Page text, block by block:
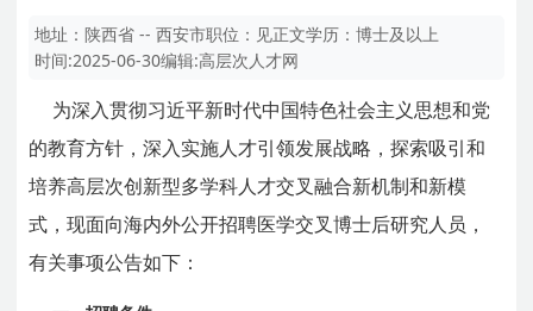
地址：陕西省 -- 西安市职位： 见正文学历：博士及以上
时间:2025-06-30编辑:高层次人才网
为深入贯彻习近平新时代中国特色社会主义思想和党
的教育方针，深入实施人才引领发展战略，探索吸引和
培养高层次创新型多学科人才交叉融合新机制和新模
式，现面向海内外公开招聘医学交叉博士后研究人员，
有关事项公告如下：